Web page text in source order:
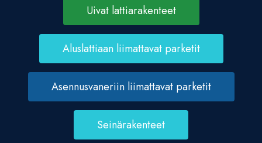
Uivat lattiarakenteet
Aluslattiaan liimattavat parketit
Asennusvaneriin liimattavat parketit
Seinärakenteet